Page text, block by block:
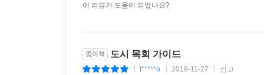
이 리뷰가 도움이 되었나요?
종이책 도시 목회 가이드
f*****a 2019-11-27 신고